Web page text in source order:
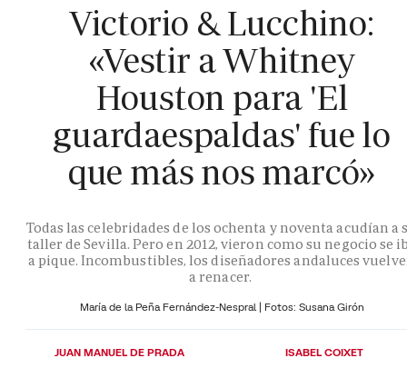
Victorio & Lucchino:
«Vestir a Whitney
Houston para 'El
guardaespaldas' fue lo
que más nos marcó»
Todas las celebridades de los ochenta y noventa acudían a
taller de Sevilla. Pero en 2012, vieron como su negocio se
a pique. Incombustibles, los diseñadores andaluces
a renacer.
María de la Peña Fernández-Nespral | Fotos: Susana Girón
JUAN MANUEL DE PRADA ISABEL COIXET